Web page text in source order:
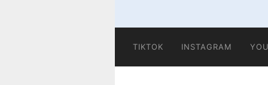
TIKTOK INSTAGRAM